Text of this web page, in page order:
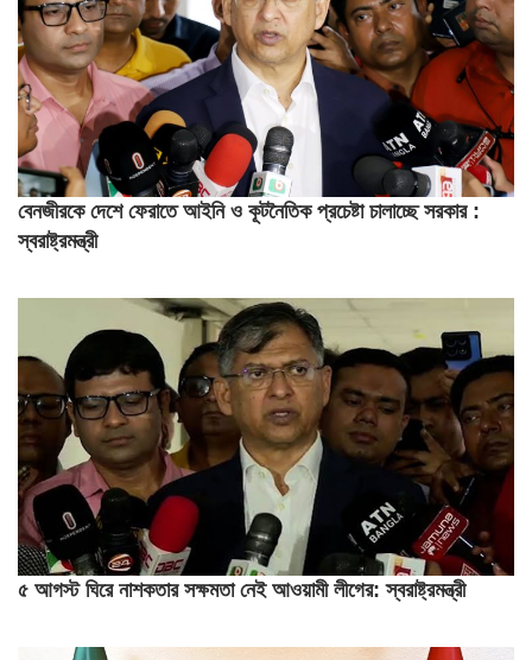
বেনজীরকে দেশে ফেরাতে আইনি ও কূটনৈতিক প্রচেষ্টা চালাচ্ছে সরকার :
স্বরাষ্ট্রমন্ত্রী
৫ আগস্ট ঘিরে নাশকতার সক্ষমতা নেই আওয়ামী লীগের: স্বরাষ্ট্রমন্ত্রী